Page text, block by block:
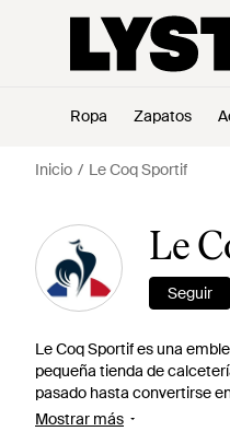
Ropa Zapatos
Inicio Le Coq Sportif
Le
Seguir
Le Coq Sportif es una
pequeña tienda de
pasado hasta convertirse
pasión por el juego,
Mostrar más